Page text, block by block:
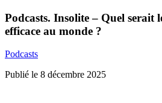
Podcasts. Insolite – Quel serait
efficace au monde ?
Podcasts
Publié le 8 décembre 2025